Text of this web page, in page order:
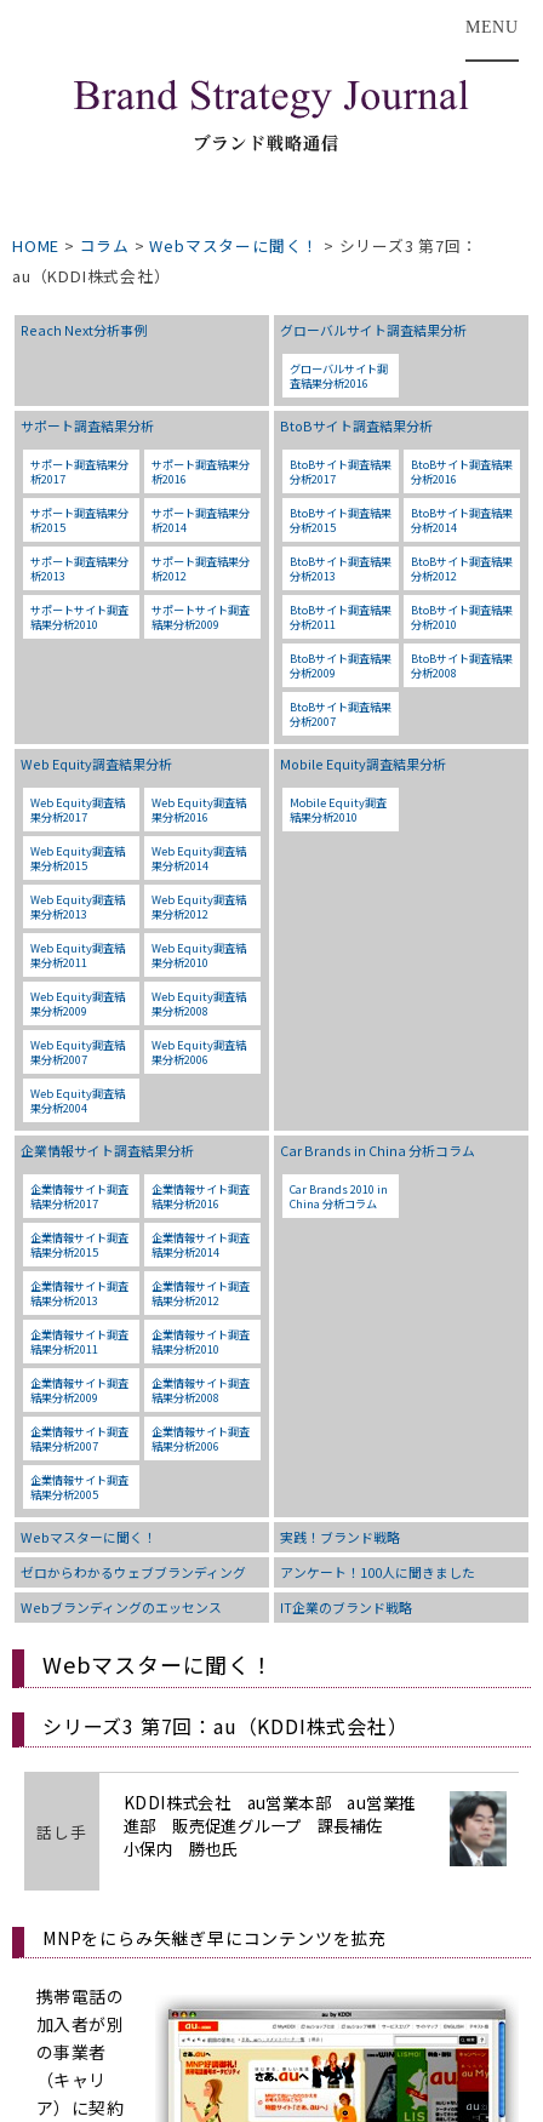
MENU
HOME > コラム >Webマスターに聞く！ > シリーズ3 第7回：
au（KDDI株式会社）
Reach Next分析事例 グローバルサイト調査結果分析
グローバルサイト調
査結果分析2016
サポート調査結果分析
サポート調査結果分
析2017
サポート調査結果分
析2016
サポート調査結果分
析2015
サポート調査結果分
析2014
サポート調査結果分
析2013
サポート調査結果分
析2012
サポートサイト調査
結果分析2010
サポートサイト調査
結果分析2009
BtoBサイト調査結果分析
BtoBサイト調査結果
分析2017
BtoBサイト調査結果
分析2016
BtoBサイト調査結果
分析2015
BtoBサイト調査結果
分析2014
BtoBサイト調査結果
分析2013
BtoBサイト調査結果
分析2012
BtoBサイト調査結果
分析2011
BtoBサイト調査結果
分析2010
BtoBサイト調査結果
分析2009
BtoBサイト調査結果
分析2008
BtoBサイト調査結果
分析2007
Web Equity調査結果分析
Web Equity調査結
果分析2017
Web Equity調査結
果分析2016
Web Equity調査結
果分析2015
Web Equity調査結
果分析2014
Web Equity調査結
果分析2013
Web Equity調査結
果分析2012
Web Equity調査結
果分析2011
Web Equity調査結
果分析2010
Web Equity調査結
果分析2009
Web Equity調査結
果分析2008
Web Equity調査結
果分析2007
Web Equity調査結
果分析2006
Web Equity調査結
果分析2004
Mobile Equity調査結果分析
Mobile Equity調査
結果分析2010
企業情報サイト調査結果分析
企業情報サイト調査
結果分析2017
企業情報サイト調査
結果分析2016
企業情報サイト調査
結果分析2015
企業情報サイト調査
結果分析2014
企業情報サイト調査
結果分析2013
企業情報サイト調査
結果分析2012
企業情報サイト調査
結果分析2011
企業情報サイト調査
結果分析2010
企業情報サイト調査
結果分析2009
企業情報サイト調査
結果分析2008
企業情報サイト調査
結果分析2007
企業情報サイト調査
結果分析2006
企業情報サイト調査
結果分析2005
Car Brands in China 分析コラム
Car Brands 2010 in
China 分析コラム
Webマスターに聞く！
実践！ブランド戦略
ゼロからわかるウェブブランディング
アンケート！100人に聞きました
Webブランディングのエッセンス
IT企業のブランド戦略
Webマスターに聞く！
シリーズ3 第7回：au（KDDI株式会社）
話し手
KDDI株式会社 au営業本部 au営業推
進部 販売促進グループ 課長補佐
小保内 勝也氏
MNPをにらみ矢継ぎ早にコンテンツを拡充
携帯電話の
加入者が別
の事業者
（キャリ
ア）に契約